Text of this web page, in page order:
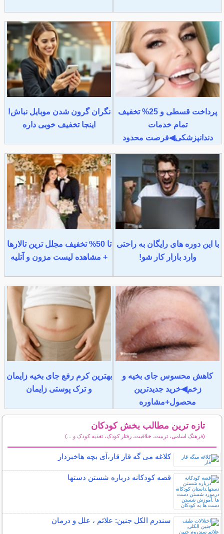
پرداخت قسطی و 25% تخفیف
تمام خدمات
دندانپزشکی◀فرصت محدود
نگران گرون شدن موبایل نباش!
اینجا تخفیف خوبی داره
با این دوره های رایگان به راحتی
وارد بازار کار شو!
تا 50% تخفیف مجلل ترین تالارها
+ مشاهده لیست مزون و آتلیه
کاهش محسوس جای بخیه و
زخم◀خرید جدیدترین
محصول+مشاوره
بهترین کرم رفع جای بخیه زایمان
و ترک پوستی زایمان
تازه ترین مطالب بخش کودکان
(فرهنگ اسامی، تربیت، خلاقیت، رفتار کودک، تغذیه کودک و ...)
کلاغه می گه قار قار،آی بچه هاخبردار
قصه کودکانه درباره شستن دستها
سندرم الکل جنین: علائم ، علل و درمان